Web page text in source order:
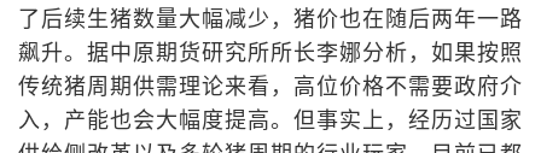
了后续生猪数量大幅减少，猪价也在随后两年一路
飙升。据中原期货研究所所长李娜分析，如果按照
传统猪周期供需理论来看，高位价格不需要政府介
入，产能也会大幅度提高。但事实上，经历过国家